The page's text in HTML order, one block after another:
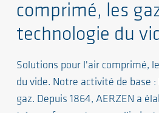
comprimé, les
technologie du
Solutions pour l'air comprimé,
du vide. Notre activité de base :
gaz. Depuis 1864, AERZEN a